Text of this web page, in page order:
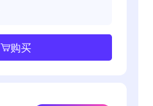
购买